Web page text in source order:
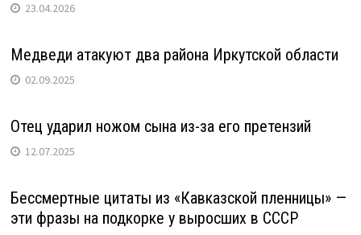
23.04.2026
Медведи атакуют два района Иркутской области
02.09.2025
Отец ударил ножом сына из-за его претензий
12.07.2025
Бессмертные цитаты из «Кавказской пленницы» —
эти фразы на подкорке у выросших в СССР